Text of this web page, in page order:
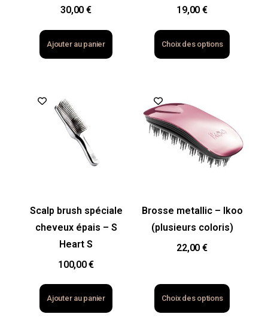
30,00 €
Ajouter au panier
19,00 €
Choix des options
Scalp brush spéciale
cheveux épais – S
Heart S
100,00€
Ajouter au panier
Brosse metallic – Ikoo
(plusieurs coloris)
22,00 €
Choix des options